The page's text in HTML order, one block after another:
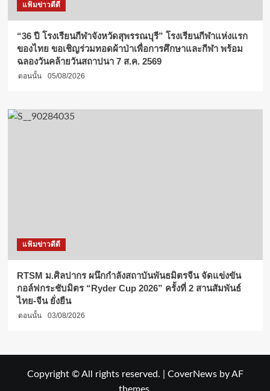
แฟ้มข่าวดีดี
“36 ปี โรงเรียนกีฬาจังหวัดสุพรรณบุรี” โรงเรียนกีฬาแห่งแรก
ของไทย ขอเชิญร่วมทอดผ้าป่าเพื่อการศึกษาและกีฬา พร้อม
ฉลองวันคล้ายวันสถาปนา 7 ส.ค. 2569
ตอนนั้น 05/08/2026
แฟ้มข่าวดีดี
RTSM ม.ศิลปากร ผนึกกำลังสถาบันพันธมิตรจีน จัดแข่งขัน
กอล์ฟกระชับมิตร “Ryder Cup 2026” ครั้งที่ 2 สานสัมพันธ์
ไทย-จีน ยั่งยืน
ตอนนั้น 03/08/2026
Copyright © All rights reserved. CoverNewsby AF